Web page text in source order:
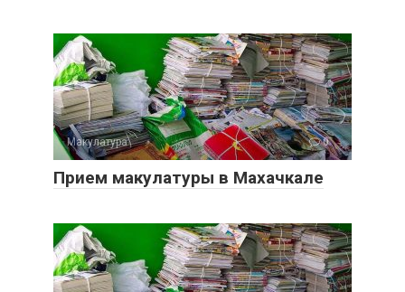
Макулатура 0
Прием макулатуры в Махачкале